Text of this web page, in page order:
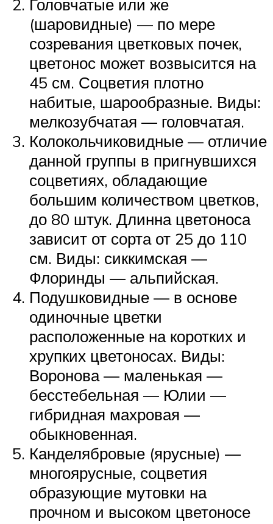
Головчатые или же
(шаровидные) — по мере
созревания цветковых почек,
цветонос может возвысится на
45 см. Соцветия плотно
набитые, шарообразные. Виды:
мелкозубчатая — головчатая.
Колокольчиковидные — отличие
данной группы в пригнувшихся
соцветиях, обладающие
большим количеством цветков,
до 80 штук. Длинна цветоноса
зависит от сорта от 25 до 110
см. Виды: сиккимская —
Флоринды — альпийская.
Подушковидные — в основе
одиночные цветки
расположенные на коротких и
хрупких цветоносах. Виды:
Воронова — маленькая —
бесстебельная — Юлии —
гибридная махровая —
обыкновенная.
Канделябровые (ярусные) —
многоярусные, соцветия
образующие мутовки на
прочном и высоком цветоносе